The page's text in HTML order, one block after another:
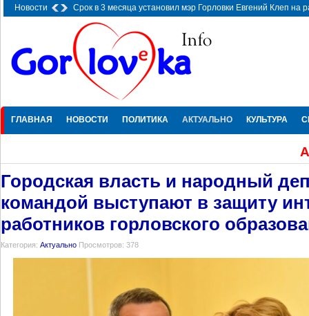
Новости
Срок в 3 месяца установил мэр Горловки Евгений Клеп на
городе -
ГЛАВНАЯ НОВОСТИ ПОЛИТИКА АКТУАЛЬНО КУЛЬТУРА
Городская власть и народный
командой выступают в защиту
работников горловского
Категория: Актуально Просмотров: 378